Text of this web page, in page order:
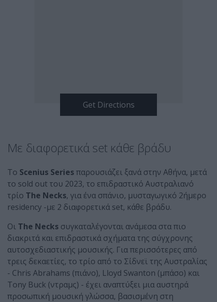
Με διαφορετικά set κάθε βράδυ
Το Scenius Seriesπαρουσιάζει ξανά στην Αθήνα, μετά
το sold out του 2023, το επιδραστικό Αυστραλιανό
τρίο The Necks, για ένα σπάνιο, μυσταγωγικό 2ήμερο
residency -με 2 διαφορετικά set, κάθε βράδυ.
Οι The Necks συγκαταλέγονται ανάμεσα στα πιο
διακριτά και επιδραστικά σχήματα της σύγχρονης
αυτοσχεδιαστικής μουσικής. Για περισσότερες από
τρεις δεκαετίες, το τρίο από το Σίδνεϊ της Αυστραλίας
- Chris Abrahams (πιάνο), Lloyd Swanton (μπάσο) και
Tony Buck (ντραμς) - έχει αναπτύξει μια αυστηρά
προσωπική μουσική γλώσσα, βασισμένη στη